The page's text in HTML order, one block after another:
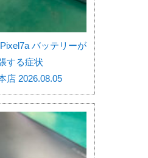
Pixel7a バッテリーが
する症状
店 2026.08.05